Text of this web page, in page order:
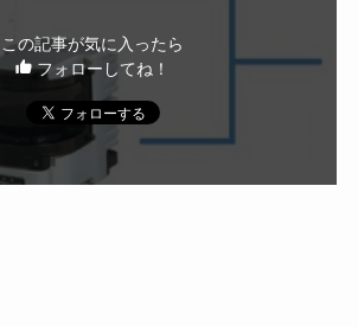
この記事が気に入ったら
フォローしてね！